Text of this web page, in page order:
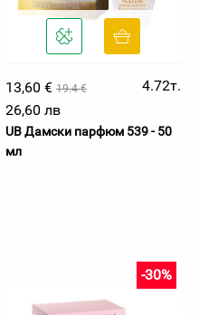
13,60 € 19.4 €
4.72т.
26,60 лв
UB Дамски парфюм 539 - 50
мл
-30%